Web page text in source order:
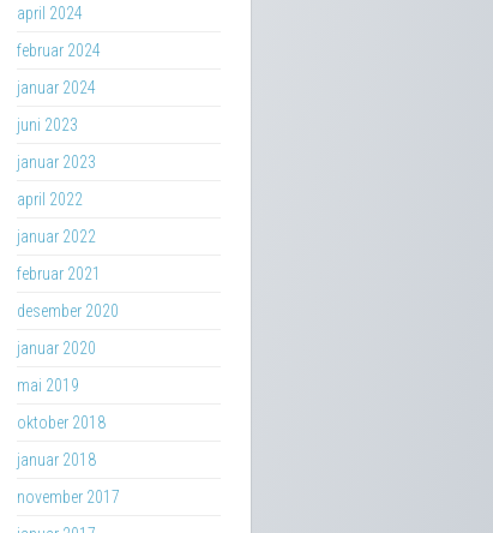
april 2024
februar 2024
januar 2024
juni 2023
januar 2023
april 2022
januar 2022
februar 2021
desember 2020
januar 2020
mai 2019
oktober 2018
januar 2018
november 2017